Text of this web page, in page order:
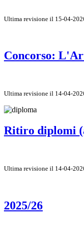
Ultima revisione il 15-04-
Concorso:
Ultima revisione il 14-04-
Ritiro diplomi
Ultima revisione il 14-04-
2025/26